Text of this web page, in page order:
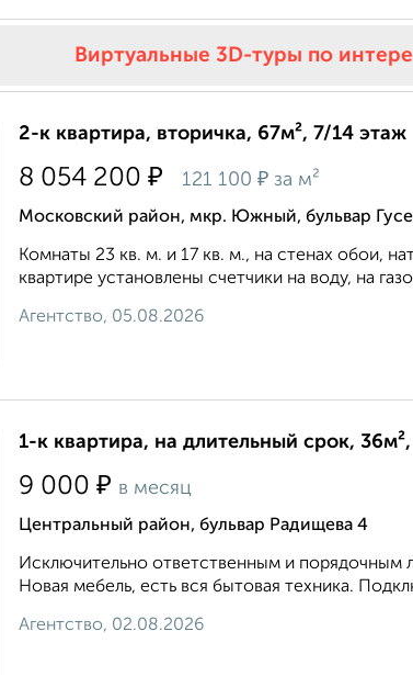
Виртуальные 3D-туры по
2-к квартира, вторичка, 67м², 7/14 этаж
8 054 200 ₽ 121 100 ₽ за м²
Московский район, мкр. Южный, бульвар
Комнаты 23 кв. м. и 17 кв. м., на стенах обои,
квартире установлены счетчики на воду, на
Агентство, 05.08.2026
1-к квартира, на длительный срок,
9 000 ₽ в месяц
Центральный район, бульвар Радищева 4
Исключительно ответственным и порядочным
Новая мебель, есть вся бытовая техника.
Агентство, 02.08.2026